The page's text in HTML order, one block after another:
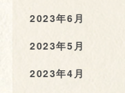
2023年6月
2023年5月
2023年4月